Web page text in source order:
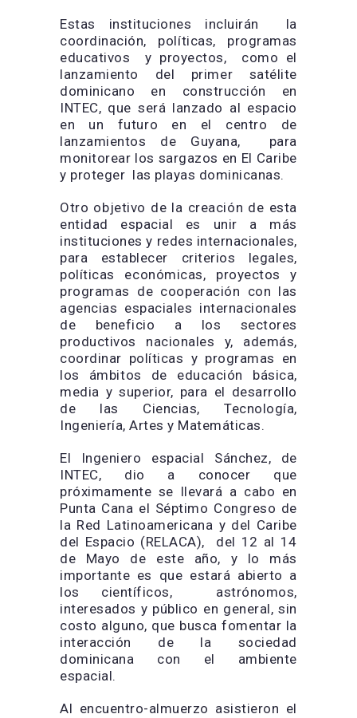
Estas instituciones incluirán la
coordinación, políticas, programas
educativos y proyectos, como el
lanzamiento del primer satélite
dominicano en construcción en
INTEC, que será lanzado al espacio
en un futuro en el centro de
lanzamientos de Guyana, para
monitorear los sargazos en El Caribe
y proteger las playas dominicanas.
Otro objetivo de la creación de esta
entidad espacial es unir a más
instituciones y redes internacionales,
para establecer criterios legales,
políticas económicas, proyectos y
programas de cooperación con las
agencias espaciales internacionales
de beneficio a los sectores
productivos nacionales y, además,
coordinar políticas y programas en
los ámbitos de educación básica,
media y superior, para el desarrollo
de las Ciencias, Tecnología,
Ingeniería, Artes y Matemáticas.
El Ingeniero espacial Sánchez, de
INTEC, dio a conocer que
próximamente se llevará a cabo en
Punta Cana el Séptimo Congreso de
la Red Latinoamericana y del Caribe
del Espacio (RELACA), del 12 al 14
de Mayo de este año, y lo más
importante es que estará abierto a
los científicos, astrónomos,
interesados y público en general, sin
costo alguno, que busca fomentar la
interacción de la sociedad
dominicana con el ambiente
espacial.
Al encuentro-almuerzo asistieron el